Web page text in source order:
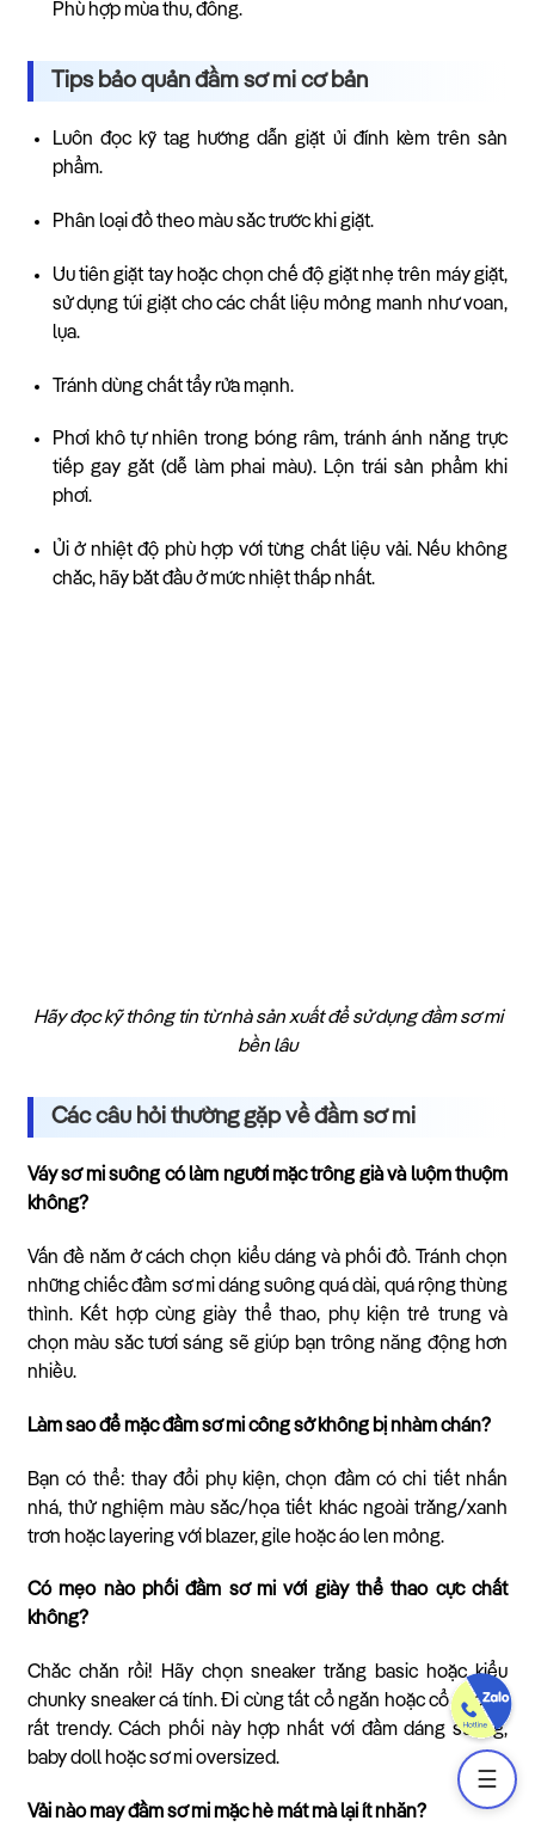
Phù hợp mùa thu, đông.
Tips bảo quản đầm sơ mi cơ bản
Luôn đọc kỹ tag hướng dẫn giặt ủi đính kèm trên sản
phẩm.
Phân loại đồ theo màu sắc trước khi giặt.
Ưu tiên giặt tay hoặc chọn chế độ giặt nhẹ trên máy giặt,
sử dụng túi giặt cho các chất liệu mỏng manh như voan,
lụa.
Tránh dùng chất tẩy rửa mạnh.
Phơi khô tự nhiên trong bóng râm, tránh ánh nắng trực
tiếp gay gắt (dễ làm phai màu). Lộn trái sản phẩm khi
phơi.
Ủi ở nhiệt độ phù hợp với từng chất liệu vải. Nếu không
chắc, hãy bắt đầu ở mức nhiệt thấp nhất.
Hãy đọc kỹ thông tin từ nhà sản xuất để sử dụng đầm sơ mi
bền lâu
Các câu hỏi thường gặp về đầm sơ mi
Váy sơ mi suông có làm người mặc trông già và luộm thuộm
không?
Vấn đề nằm ở cách chọn kiểu dáng và phối đồ. Tránh chọn
những chiếc đầm sơ mi dáng suông quá dài, quá rộng thùng
thình. Kết hợp cùng giày thể thao, phụ kiện trẻ trung và
chọn màu sắc tươi sáng sẽ giúp bạn trông năng động hơn
nhiều.
Làm sao để mặc đầm sơ mi công sở không bị nhàm chán?
Bạn có thể: thay đổi phụ kiện, chọn đầm có chi tiết nhấn
nhá, thử nghiệm màu sắc/họa tiết khác ngoài trắng/xanh
trơn hoặc layering với blazer, gile hoặc áo len mỏng.
Có mẹo nào phối đầm sơ mi với giày thể thao cực chất
không?
Chắc chắn rồi! Hãy chọn sneaker trắng basic hoặc kiểu
chunky sneaker cá tính. Đi cùng tất cổ ngắn hoặc cổ cao sẽ
rất trendy. Cách phối này hợp nhất với đầm dáng suông,
baby doll hoặc sơ mi oversized.
Vải nào may đầm sơ mi mặc hè mát mà lại ít nhăn?
☰